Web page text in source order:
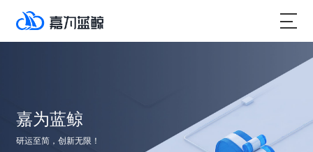
嘉为蓝鲸
研运至简，创新无限！